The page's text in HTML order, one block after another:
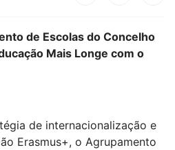
de Escolas do Concelho
Mais Longe com o
de internacionalização e
Erasmus+, o Agrupamento